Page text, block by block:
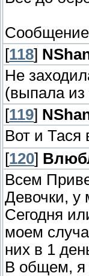
Сообщение
[118]
Не
(выпала из
[119]
Вот и
[120]
Всем
Девочки, у
Сегодня
моем
них в 1
В общем, я